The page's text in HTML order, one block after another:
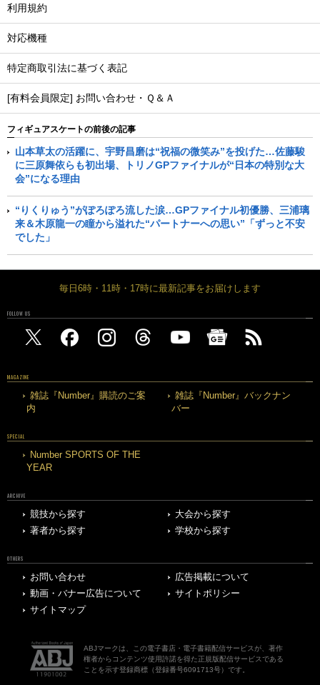
利用規約
対応機種
特定商取引法に基づく表記
[有料会員限定] お問い合わせ・Ｑ＆Ａ
フィギュアスケートの前後の記事
山本草太の活躍に、宇野昌磨は“祝福の微笑み”を投げた…佐藤駿
に三原舞依らも初出場、トリノGPファイナルが“日本の特別な大
会”になる理由
“りくりゅう”がぽろぽろ流した涙…GPファイナル初優勝、三浦璃
来＆木原龍一の瞳から溢れた“パートナーへの思い”「ずっと不安
でした」
毎日6時・11時・17時に最新記事をお届けします
FOLLOW US
MAGAZINE
雑誌『Number』購読のご案
内
雑誌『Number』バックナン
バー
SPECIAL
Number SPORTS OF THE
YEAR
ARCHIVE
競技から探す
大会から探す
著者から探す
学校から探す
OTHERS
お問い合わせ
広告掲載について
動画・バナー広告について
サイトポリシー
サイトマップ
ABJマークは、この電子書店・電子書籍配信サービスが、著作
権者からコンテンツ使用許諾を得た正規版配信サービスである
ことを示す登録商標（登録番号6091713号）です。